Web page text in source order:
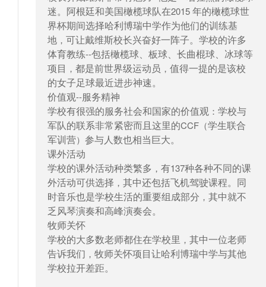
迷。阿根廷和美国橄榄球队在2015年的橄榄球世
界杯期间选择哈利博瑞中学作为他们的训练基
地 ，可让戴维斯校长兴奋好一阵子。学校的许多
体育教练--包括橄榄球、板球、长曲棍球、冰球等
项目 ，都是前世界级运动员 ，值得一提的是该校
的女子足球最近进步神速。
价值观--服务精神
学校有很强的服务社会和国家的价值观 ：学校与
军队的联系非常紧密而且这里的CCF（学生联合
军训营）参与人数也相当巨大。
课外活动
学校的课外活动种类繁多 ，有137种各种不同的课
外活动可供选择 ，其中还包括飞机驾驶课程。同
时音乐也是学校生活的重要组成部分 ，其中就不
乏风琴演奏和高峰演奏会。
牧师关怀
学校的大多数老师都住在学校里 ，其中一位老师
告诉我们 ，牧师关怀项目让哈利博瑞中学与其他
学校拉开差距。